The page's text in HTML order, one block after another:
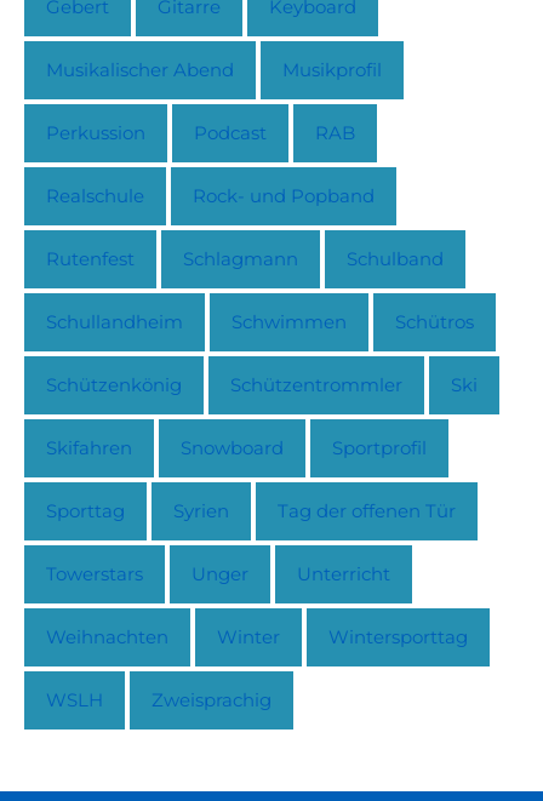
Gebert Gitarre Keyboard
Musikalischer Abend Musikprofil
Perkussion Podcast RAB
Realschule Rock- und Popband
Rutenfest Schlagmann Schulband
Schullandheim Schwimmen Schütros
Schützenkönig Schützentrommler Ski
Skifahren Snowboard Sportprofil
Sporttag Syrien Tag der offenen Tür
Towerstars Unger Unterricht
Weihnachten Winter Wintersporttag
WSLH Zweisprachig